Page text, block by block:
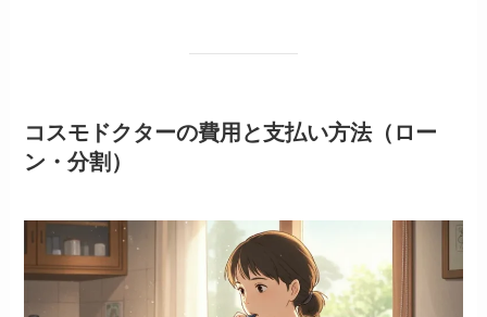
コスモドクターの費用と支払い方法（ロー
ン・分割）